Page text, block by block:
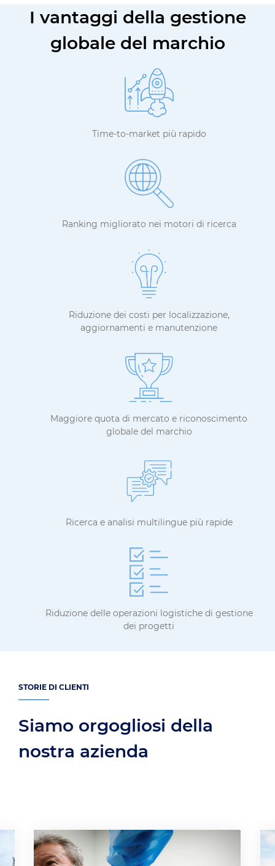
I vantaggi della gestione
globale del marchio
Time-to-market più rapido
Ranking migliorato nei motori di ricerca
Riduzione dei costi per localizzazione,
aggiornamenti e manutenzione
Maggiore quota di mercato e riconoscimento
globale del marchio
Ricerca e analisi multilingue più rapide
Riduzione delle operazioni logistiche di gestione
dei progetti
STORIE DI CLIENTI
Siamo orgogliosi della
nostra azienda